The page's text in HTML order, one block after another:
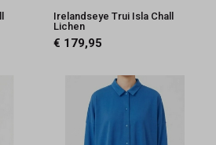
Irelandseye Trui Isla Chall
Lichen
€ 179,95